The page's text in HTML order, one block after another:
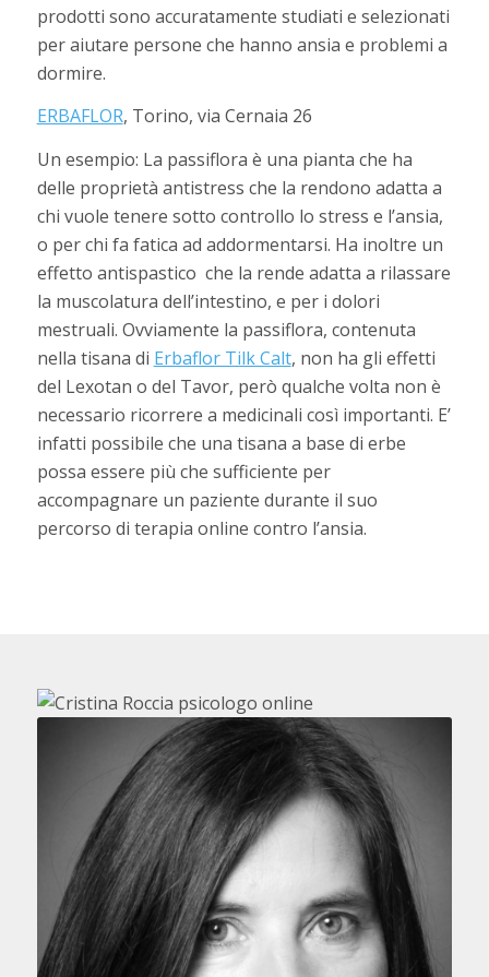
prodotti sono accuratamente studiati e selezionati
per aiutare persone che hanno ansia e problemi a
dormire.
ERBAFLOR, Torino, via Cernaia 26
Un esempio: La passiflora è una pianta che ha
delle proprietà antistress che la rendono adatta a
chi vuole tenere sotto controllo lo stress e l’ansia,
o per chi fa fatica ad addormentarsi. Ha inoltre un
effetto antispastico che la rende adatta a rilassare
la muscolatura dell’intestino, e per i dolori
mestruali. Ovviamente la passiflora, contenuta
nella tisana di Erbaflor Tilk Calt, non ha gli effetti
del Lexotan o del Tavor, però qualche volta non è
necessario ricorrere a medicinali così importanti. E’
infatti possibile che una tisana a base di erbe
possa essere più che sufficiente per
accompagnare un paziente durante il suo
percorso di terapia online contro l’ansia.